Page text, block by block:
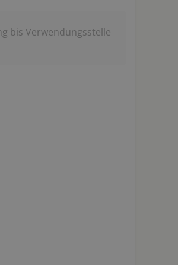
bis Verwendungsstelle